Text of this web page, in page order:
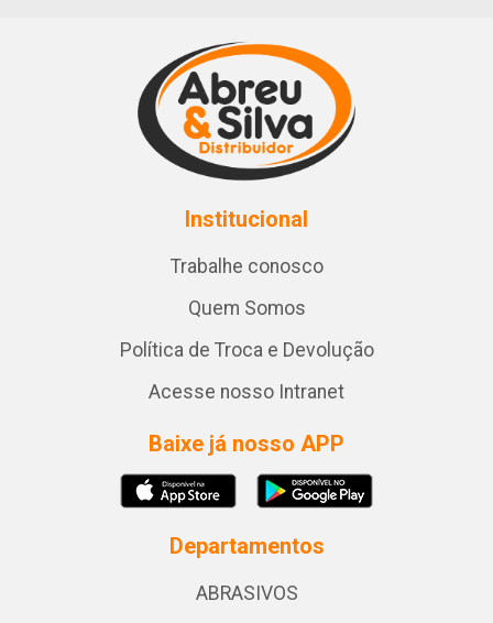
Institucional
Trabalhe conosco
Quem Somos
Política de Troca e Devolução
Acesse nosso Intranet
Baixe já nosso APP
Departamentos
ABRASIVOS